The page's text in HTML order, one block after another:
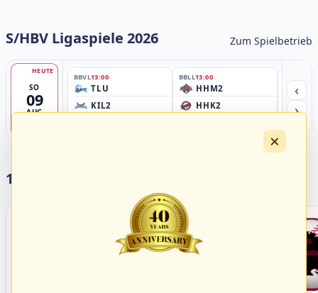
S/HBV Ligaspiele 2026 Zum Spielbetrieb
SO
09
AUG
HEUTE
BBVL13:00
TLU
KIL2
BBLL13:00
HHM2
HHK2
Ballpark
‹
›
17 Vereine im S/HBV
×